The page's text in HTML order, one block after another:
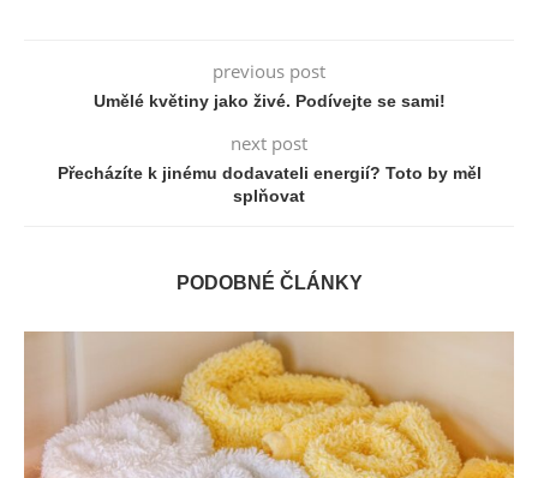
previous post
Umělé květiny jako živé. Podívejte se sami!
next post
Přecházíte k jinému dodavateli energií? Toto by měl
splňovat
PODOBNÉ ČLÁNKY